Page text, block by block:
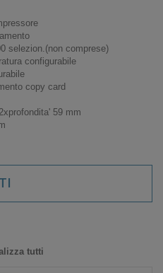
selezion.(non comprese)
configurabile
copy card
59 mm
tutti